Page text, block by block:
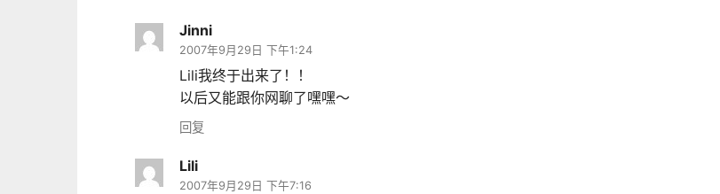
Jinni
2007年9月29日 下午1:24
Lili我终于出来了！！
以后又能跟你网聊了嘿嘿～
回复
Lili
2007年9月29日 下午7:16